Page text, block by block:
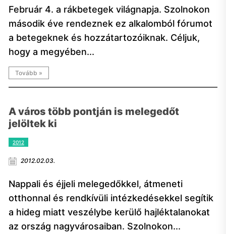
Február 4. a rákbetegek világnapja. Szolnokon
második éve rendeznek ez alkalomból fórumot
a betegeknek és hozzátartozóiknak. Céljuk,
hogy a megyében...
Tovább »
A város több pontján is melegedőt
jelöltek ki
2012
2012.02.03.
Nappali és éjjeli melegedőkkel, átmeneti
otthonnal és rendkívüli intézkedésekkel segítik
a hideg miatt veszélybe kerülő hajléktalanokat
az ország nagyvárosaiban. Szolnokon...